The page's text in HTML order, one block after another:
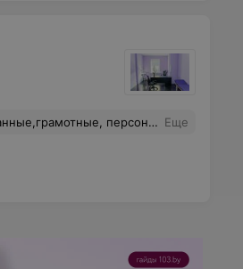
Спасибо,что можно еще кому-то доверить свое здоровье! Еще